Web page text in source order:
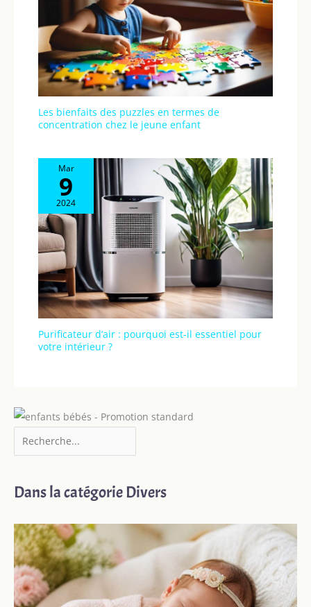
Les bienfaits des puzzles en termes de
concentration chez le jeune enfant
Mar
9
2024
Purificateur d’air : pourquoi est-il essentiel pour
votre intérieur ?
Dans la catégorie Divers